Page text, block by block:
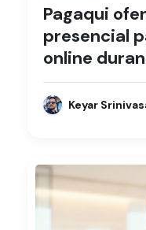
Pagaqui
presencial
online
Keyar